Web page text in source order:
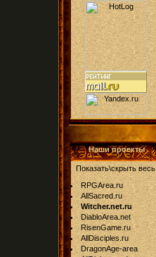
Наши проекты
Показать\скрыть весь
RPGArea.ru
AllSacred.ru
Witcher.net.ru
DiabloArea.net
RisenGame.ru
AllDisciples.ru
DragonAge-area